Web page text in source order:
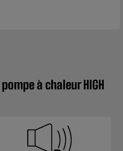
à chaleur HIGH